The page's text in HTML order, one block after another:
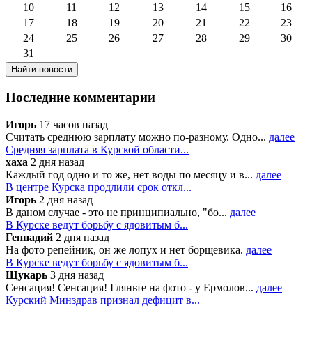
10 11 12 13 14 15
16
17
18 19 20 21 22
23
24
25 26 27 28 29
30
31
Последние комментарии
Игорь 17 часов назад
Считать среднюю зарплату можно по-разному. Одно... далее
Средняя зарплата в Курской области...
хаха 2 дня назад
Каждый год одно и то же, нет воды по месяцу и в... далее
В центре Курска продлили срок откл...
Игорь 2 дня назад
В даном случае - это не принципиально, "бо... далее
В Курске ведут борьбу с ядовитым б...
Геннадий 2 дня назад
На фото репейник, он же лопух и нет борщевика. далее
В Курске ведут борьбу с ядовитым б...
Щукарь 3 дня назад
Сенсация! Сенсация! Гляньте на фото - у Ермолов... далее
Курский Минздрав признал дефицит в...